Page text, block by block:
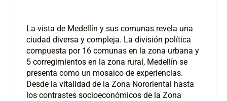
La vista de Medellín y sus comunas revela una
ciudad diversa y compleja. La división política
compuesta por 16 comunas en la zona urbana y
5 corregimientos en la zona rural, Medellín se
presenta como un mosaico de experiencias.
Desde la vitalidad de la Zona Nororiental hasta
los contrastes socioeconómicos de la Zona